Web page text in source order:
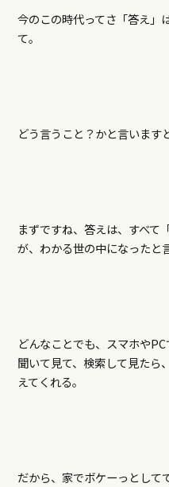
今のこの時代ってさ「答え」
て。
どう言うこと？かと言います
まずですね、答えは、すべ
が、わかる世の中になったと
どんなことでも、スマホや
聞いて見て、検索して見たら
えてくれる。
だから、家でボケーっとして